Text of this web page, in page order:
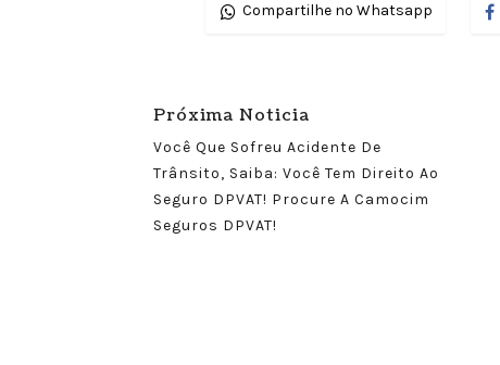
Compartilhe no Whatsapp
Próxima Noticia
Você Que Sofreu Acidente De
Trânsito, Saiba: Você Tem Direito Ao
Seguro DPVAT! Procure A Camocim
Seguros DPVAT!